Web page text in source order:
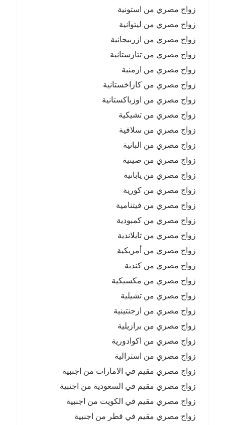
زواج مصري من استونية
زواج مصري من ليتوانية
زواج مصري من ازربيجانية
زواج مصري من تتارستانية
زواج مصري من ارمنية
زواج مصري من كازاخستانية
زواج مصري من اوزباكستانية
زواج مصري من تشيكية
زواج مصري من سلافية
زواج مصري من البانية
زواج مصري من صينية
زواج مصري من يابانية
زواج مصري من كورية
زواج مصري من فيتنامية
زواج مصري من كمبودية
زواج مصري من تايلاندية
زواج مصري من أمريكية
زواج مصري من كندية
زواج مصري من مكسيكية
زواج مصري من تشيلية
زواج مصري من ارجنتينية
زواج مصري من برازيلية
زواج مصري من اكوادورية
زواج مصري من استرالية
زواج مصري مقيم في الامارات من اجنبية
زواج مصري مقيم في السعودية من اجنبية
زواج مصري مقيم في الكويت من اجنبية
زواج مصري مقيم في قطر من اجنبية